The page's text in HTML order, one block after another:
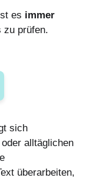
es immer
zu prüfen.
sich
alltäglichen
überarbeiten,